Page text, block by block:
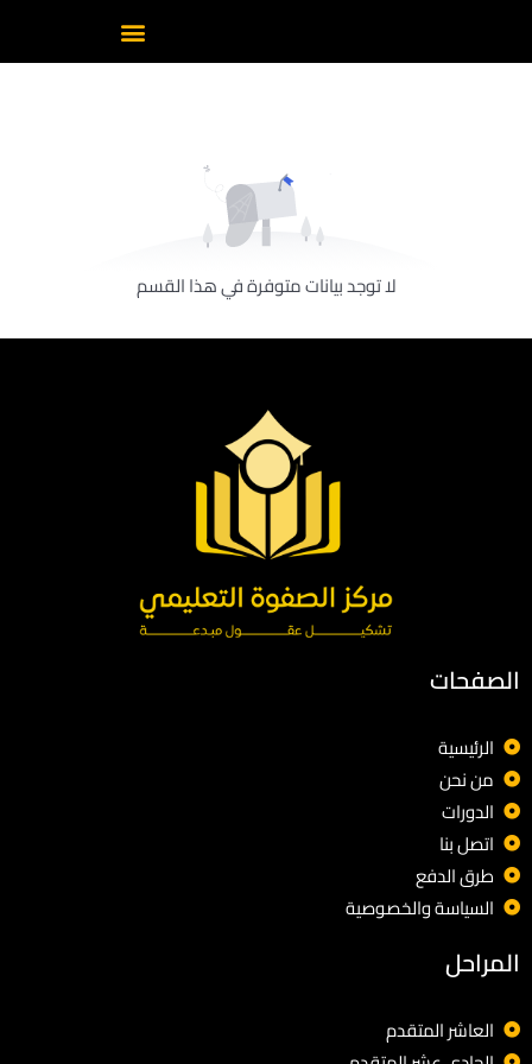
لا توجد بيانات متوفرة في هذا القسم
الصفحات
الرئيسية
من نحن
الدورات
اتصل بنا
طرق الدفع
السياسة والخصوصية
المراحل
العاشر المتقدم